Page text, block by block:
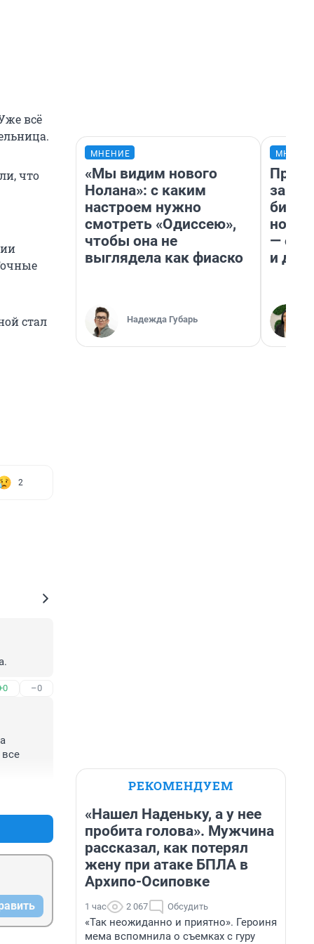
всё
что
стал
2
–0
все
МНЕНИЕ
«Мы видим нового
Нолана»: с каким
настроем нужно
смотреть «Одиссею»,
чтобы она не
выглядела как фиаско
Надежда Губарь
— он
и
РЕКОМЕНДУЕМ
«Нашел Наденьку, а у нее
пробита голова». Мужчина
рассказал, как потерял
жену при атаке БПЛА в
Архипо-Осиповке
1 час 2 067 Обсудить
«Так неожиданно и приятно». Героиня
мема вспомнила о съемках с гуру